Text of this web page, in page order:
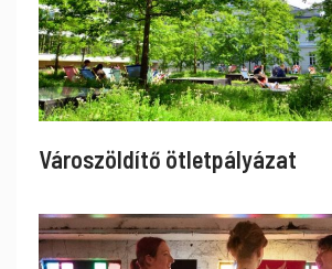
Városzöldítő ötletpályázat